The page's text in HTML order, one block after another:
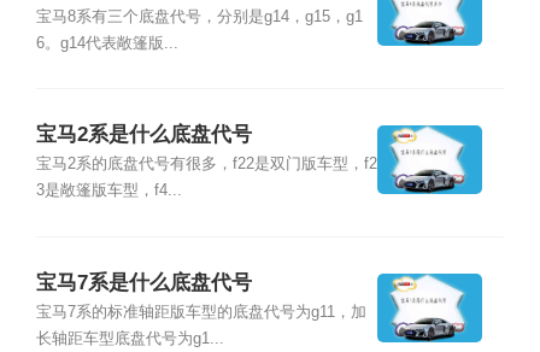
宝马8系有三个底盘代号，分别是g14，g15，g1
6。g14代表敞篷版...
宝马2系是什么底盘代号
宝马2系的底盘代号有很多，f22是双门版车型，f2
3是敞篷版车型，f4...
宝马7系是什么底盘代号
宝马7系的标准轴距版车型的底盘代号为g11，加
长轴距车型底盘代号为g1...